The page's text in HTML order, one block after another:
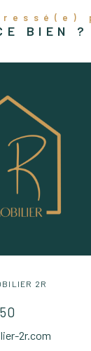
BIEN ?
2R
2r.com